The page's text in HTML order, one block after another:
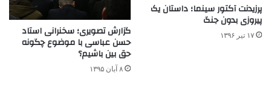
پرزیدنت آکتور سینما؛ داستان یک
پیروزی بدون جنگ
۱۷ تیر ۱۳۹۶ گزارش تصویری؛ سخنرانی استاد
حسن عباسی با موضوع چگونه
حق بین باشیم؟
۸ آبان ۱۳۹۵